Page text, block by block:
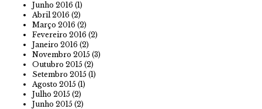
Junho 2016 (1)
Abril 2016 (2)
Março 2016 (2)
Fevereiro 2016 (2)
Janeiro 2016 (2)
Novembro 2015 (3)
Outubro 2015 (2)
Setembro 2015 (1)
Agosto 2015 (1)
Julho 2015 (2)
Junho 2015 (2)